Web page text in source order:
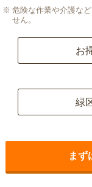
危険な作業や介護な
せん。
お
緑
まず